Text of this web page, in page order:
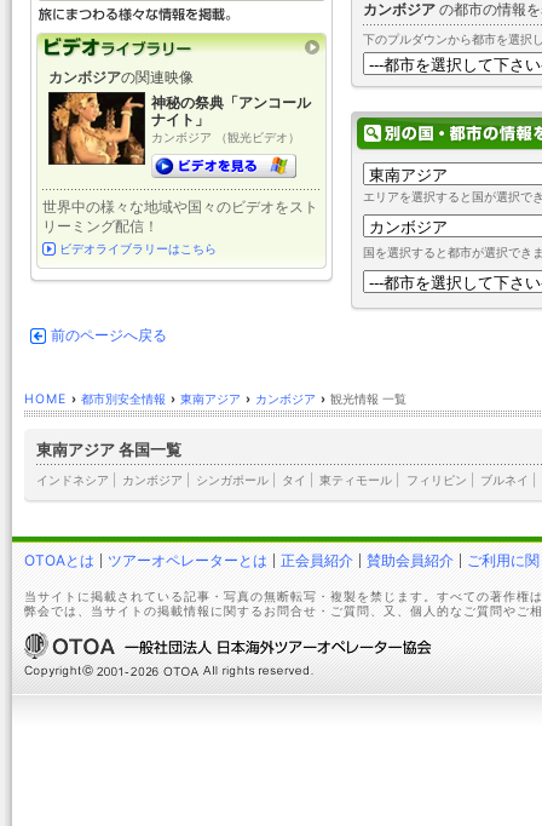
カンボジア の都市の情報
下のプルダウンから都市を選択
エリアを選択すると国が選択で
国を選択すると都市が選択でき
カンボジアの関連映像
神秘の祭典「アンコール
ナイト」
カンボジア （観光ビデオ）
世界中の様々な地域や国々のビデオをスト
リーミング配信！
ビデオライブラリーはこちら
前のページへ戻る
HOME › 都市別安全情報 › 東南アジア › カンボジア › 観光情報 一覧
東南アジア 各国一覧
インドネシア カンボジア シンガポール タイ 東ティモール フィリピン ブルネイ
OTOAとは ツアーオペレーターとは 正会員紹介 賛助会員紹介 ご利用に
当サイトに掲載されている記事・写真の無断転写・複製を禁じます。すべての著作権
弊会では、当サイトの掲載情報に関するお問合せ・ご質問、又、個人的なご質問やご